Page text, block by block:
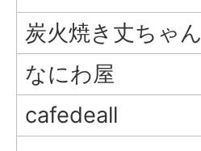
炭火焼き丈ちゃん
なにわ屋
cafedeall